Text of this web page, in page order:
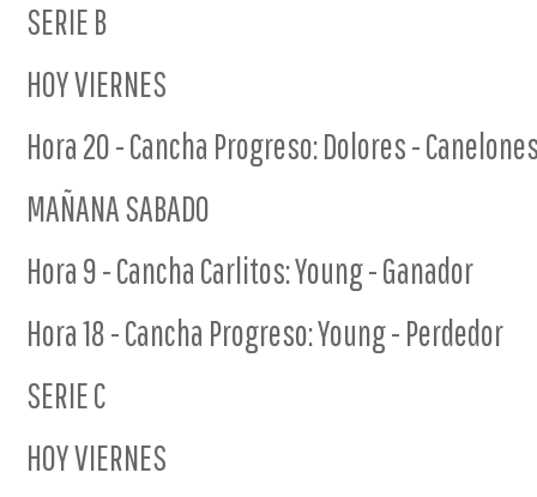
SERIE B
HOY VIERNES
Hora 20 - Cancha Progreso: Dolores -
MAÑANA SABADO
Hora 9 - Cancha Carlitos: Young - Ganador
Hora 18 - Cancha Progreso: Young - Perdedor
SERIE C
HOY VIERNES